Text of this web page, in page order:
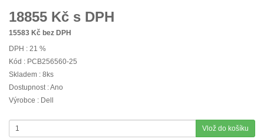
18855 Kč s DPH
15583 Kč bez DPH
DPH : 21 %
Kód : PCB256560-25
Skladem : 8ks
Dostupnost : Ano
Výrobce : Dell
Vlož do košíku